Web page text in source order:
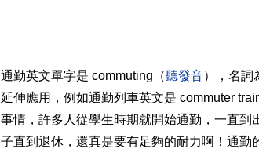
通勤英文單字是 commuting（聽發音），名詞
延伸應用，例如通勤列車英文是 commuter
事情，許多人從學生時期就開始通勤，一直
子直到退休，還真是要有足夠的耐力啊！通